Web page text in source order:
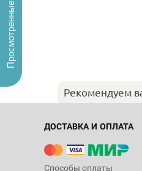
Рекомендуем
ДОСТАВКА И ОПЛАТА
Способы оплаты
Просмотренные